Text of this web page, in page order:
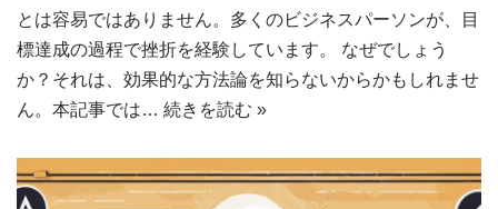
とは容易ではありません。多くのビジネスパーソンが、目
標達成の過程で挫折を経験しています。 なぜでしょう
か？それは、効果的な方法論を知らないからかもしれませ
ん。本記事では… 続きを読む »